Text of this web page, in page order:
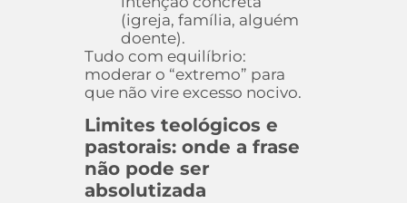
(igreja, família, alguém
doente).
Tudo com equilíbrio:
moderar o “extremo” para
que não vire excesso nocivo.
Limites teológicos e
pastorais: onde a frase
não pode ser
absolutizada